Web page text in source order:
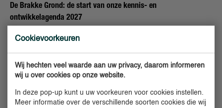
Cookievoorkeuren
Wij hechten veel waarde aan uw privacy, daarom informeren
wij u over cookies op onze website.
In deze pop-up kunt u uw voorkeuren voor cookies instellen.
Meer informatie over de verschillende soorten cookies die wij
De Brakke Grond: de start van onze kennis- en
ontwikkelagenda 2027
Verslag van een consortiumbijeenkomst